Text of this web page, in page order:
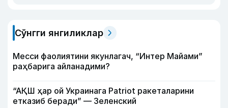
Сўнгги янгиликлар
Месси фаолиятини якунлагач, “Интер Майами”
раҳбарига айланадими?
“АҚШ ҳар ой Украинага Patriot ракеталарини
етказиб беради” — Зеленский